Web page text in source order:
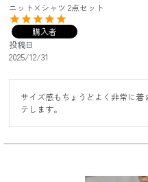
ニット×シャツ 2点セット
購入者
投稿日
2025/12/31
サイズ感もちょうどよく非常に
テします。